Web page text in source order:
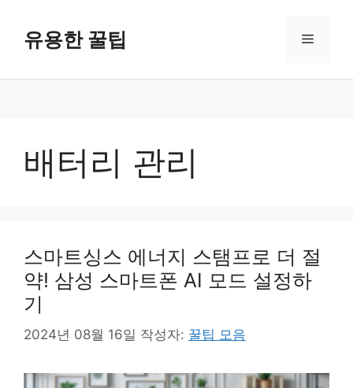
유용한 꿀팁 메
배터리 관리
스마트싱스 에너지 스탬프로 더 절
약! 삼성 스마트폰 AI 모드 설정하
기
2024년 08월 16일 작성자: 꿀팁 모음